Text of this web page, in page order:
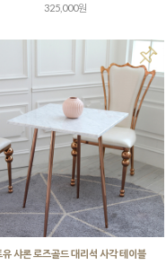
325,000원
유 샤론 로즈골드 대리석 사각 테이블